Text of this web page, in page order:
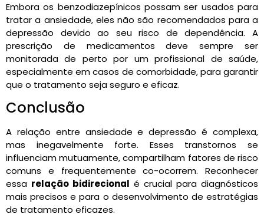
Embora os benzodiazepínicos possam ser usados para
tratar a ansiedade, eles não são recomendados para a
depressão devido ao seu risco de dependência. A
prescrição de medicamentos deve sempre ser
monitorada de perto por um profissional de saúde,
especialmente em casos de comorbidade, para garantir
que o tratamento seja seguro e eficaz.
Conclusão
A relação entre ansiedade e depressão é complexa,
mas inegavelmente forte. Esses transtornos se
influenciam mutuamente, compartilham fatores de risco
comuns e frequentemente co-ocorrem. Reconhecer
essa relação bidirecional é crucial para diagnósticos
mais precisos e para o desenvolvimento de estratégias
de tratamento eficazes.